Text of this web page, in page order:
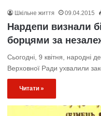
Шкільне життя 09.04.2015
Нардепи визнали
борцями за
Сьогодні, 9 квітня, народні
Верховної Ради ухвалили
Читати »